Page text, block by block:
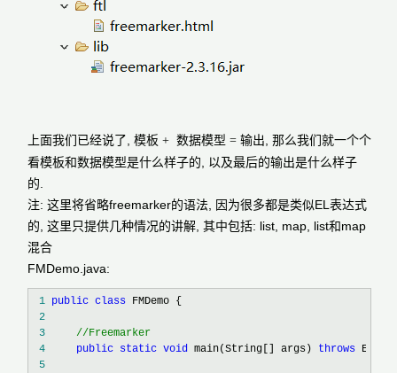
上面我们已经说了, 模板 + 数据模型 = 输出 , 那么我们就一个个
看模板和数据模型是什么样子的, 以及最后的输出是什么样子
的.
注: 这里将省略freemarker的语法, 因为很多都是类似EL表达式
的, 这里只提供几种情况的讲解, 其中包括: list, map, list和map
混合
FMDemo.java:
1 public class
2
3
//Freemarker
4
public static void main(String[] args) throws
5